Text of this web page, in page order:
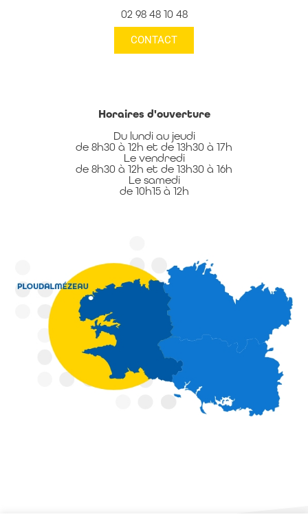
02 98 48 10 48
CONTACT
Horaires d'ouverture
Du lundi au jeudi
de 8h30 à 12h et de 13h30 à 17h
Le vendredi
de 8h30 à 12h et de 13h30 à 16h
Le samedi
de 10h15 à 12h